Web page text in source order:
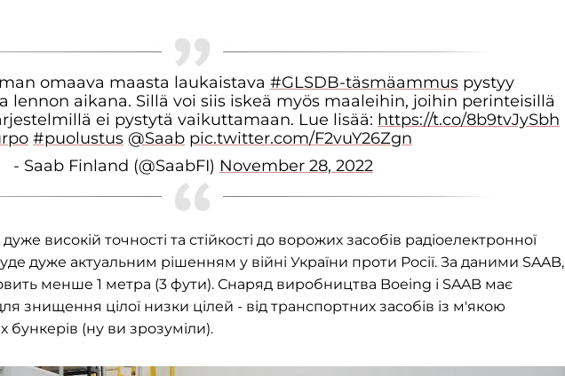
omaava maasta laukaistava #GLSDB-täsmäammuspystyy
lennon aikana. Sillä voi siis iskeä myös maaleihin, joihin perinteisillä
ei pystytä vaikuttamaan. Lue lisää: https://t.co/8b9tvJySbh
#puolustus @Saab pic.twitter.com/F2vuY26Zgn
- Saab Finland (@SaabFI) November 28, 2022
високій точності та стійкості до ворожих засобів радіоелектронної
дуже актуальним рішенням у війні України проти Росії. За даними SAAB,
менше 1 метра (3 фути). Снаряд виробництва Boeing і SAAB має
знищення цілої низки цілей - від транспортних засобів із м'якою
(ну ви зрозуміли).